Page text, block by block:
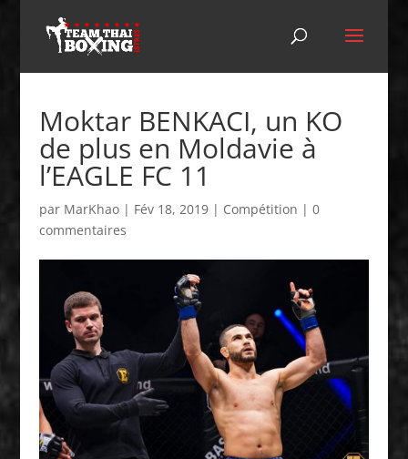
Moktar BENKACI, un KO
de plus en Moldavie à
l’EAGLE FC 11
par MarKhao| Fév 18, 2019| Compétition | 0
commentaires